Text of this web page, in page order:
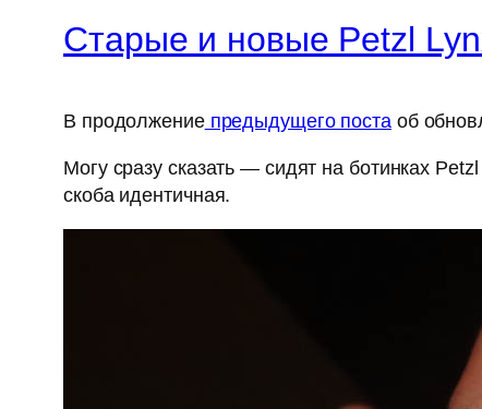
Старые и новые Petzl
В продолжениепредыдущего постаоб
Могу сразу сказать — сидят на ботинках
скоба идентичная.